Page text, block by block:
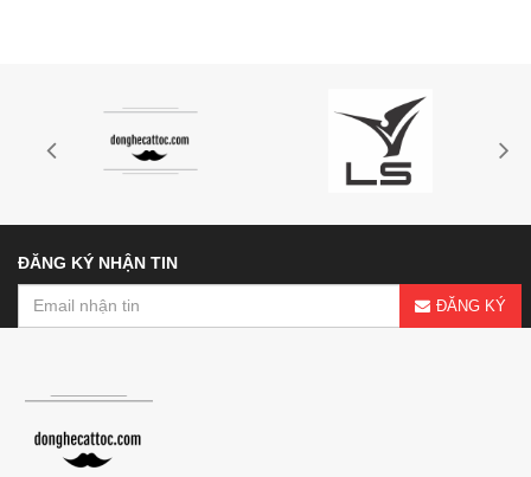
ĐĂNG KÝ NHẬN TIN
ĐĂNG KÝ